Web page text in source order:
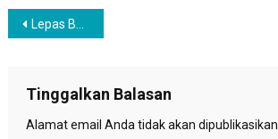
Navigasi
Lepas BJ Habibie ke Liang Lahat, Presiden Jokowi: Selamat Jalan Sang Pionir
Tinggalkan Balasan
Alamat email Anda tidak akan dipublikasikan.